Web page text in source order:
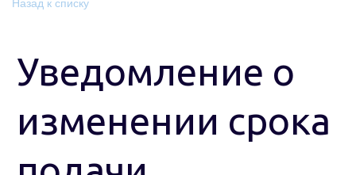
Уведомление о
изменении срока